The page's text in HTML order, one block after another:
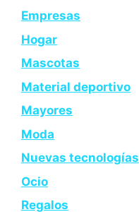
Empresas
Hogar
Mascotas
Material deportivo
Mayores
Moda
Nuevas tecnologías
Ocio
Regalos